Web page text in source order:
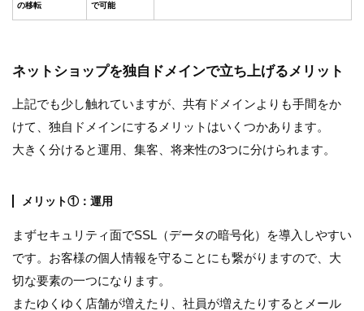
の移転
で可能
ネットショップを独自ドメインで立ち上げるメリット
上記でも少し触れていますが、共有ドメインよりも手間をか
けて、独自ドメインにするメリットはいくつかあります。
大きく分けると運用、集客、将来性の3つに分けられます。
メリット①：運用
まずセキュリティ面でSSL（データの暗号化）を導入しやすい
です。お客様の個人情報を守ることにも繋がりますので、大
切な要素の一つになります。
またゆくゆく店舗が増えたり、社員が増えたりするとメール